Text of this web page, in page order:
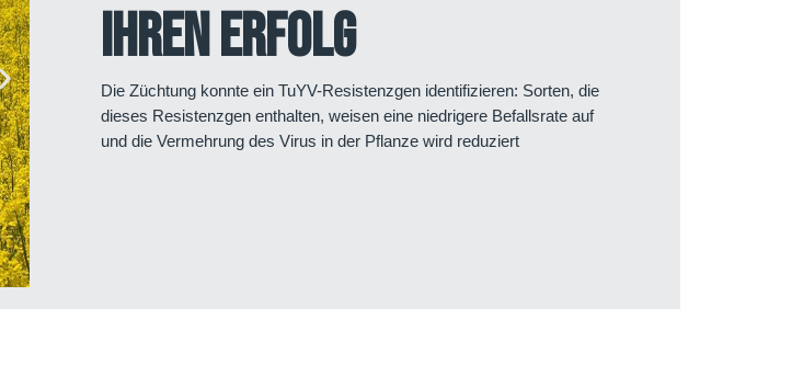
Ihren Erfolg
Die Züchtung konnte ein TuYV-Resistenzgen identifizieren: Sorten, die
dieses Resistenzgen enthalten, weisen eine niedrigere Befallsrate auf
und die Vermehrung des Virus in der Pflanze wird reduziert